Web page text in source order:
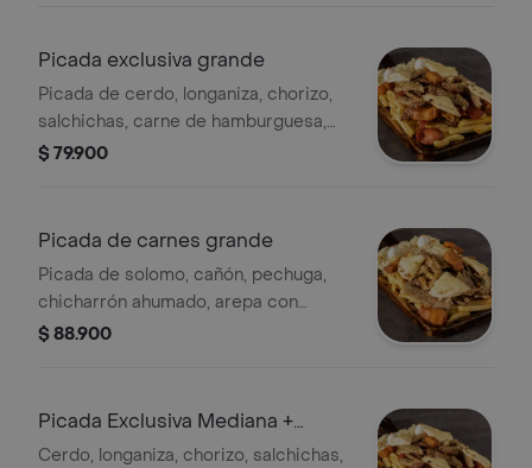
Picada exclusiva grande
Picada de cerdo, longaniza, chorizo,
salchichas, carne de hamburguesa,
chicharrón ahumado, arepa con
bbq, ensalada de repollo y zanahoria,
$ 79.900
Picada de carnes grande
Picada de solomo, cañón, pechuga,
chicharrón ahumado, arepa con
mozzarella, papas francesas, tomate,
$ 88.900
Picada Exclusiva Mediana +
Limonada Personal
Cerdo, longaniza, chorizo, salchichas,